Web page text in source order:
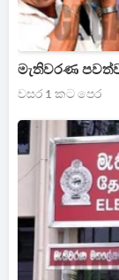
මැතිවරණ
වසර 1 කට පෙර